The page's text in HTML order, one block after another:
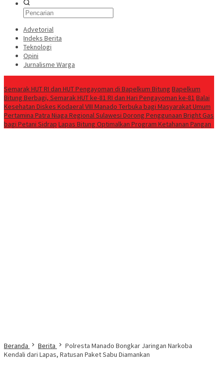
Advetorial
Indeks Berita
Teknologi
Opini
Jurnalisme Warga
Semarak HUT RI dan HUT Pengayoman di Bapelkum Bitung ‎Bapelkum
Bitung Berbagi, Semarak HUT ke-81 RI dan Hari Pengayoman ke-81 Balai
Kesehatan Diskes Kodaeral VIII Manado Terbuka bagi Masyarakat Umum
Pertamina Patra Niaga Regional Sulawesi Dorong Penggunaan Bright Gas
bagi Petani Sidrap Lapas Bitung Optimalkan Program Ketahanan Pangan
Beranda Berita
Polresta Manado Bongkar Jaringan Narkoba
Kendali dari Lapas, Ratusan Paket Sabu Diamankan